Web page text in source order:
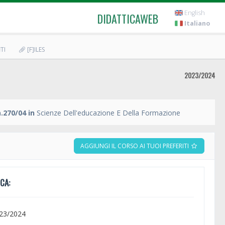
DIDATTICAWEB
English
Italiano
[F]ILES
2023/2024
04 in Scienze Dell'educazione E Della Formazione
AGGIUNGI IL CORSO AI TUOI PREFERITI
2024